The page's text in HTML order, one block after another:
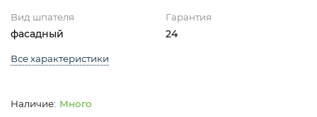
Вид шпателя
фасадный
Гарантия
24
Все характеристики
Много